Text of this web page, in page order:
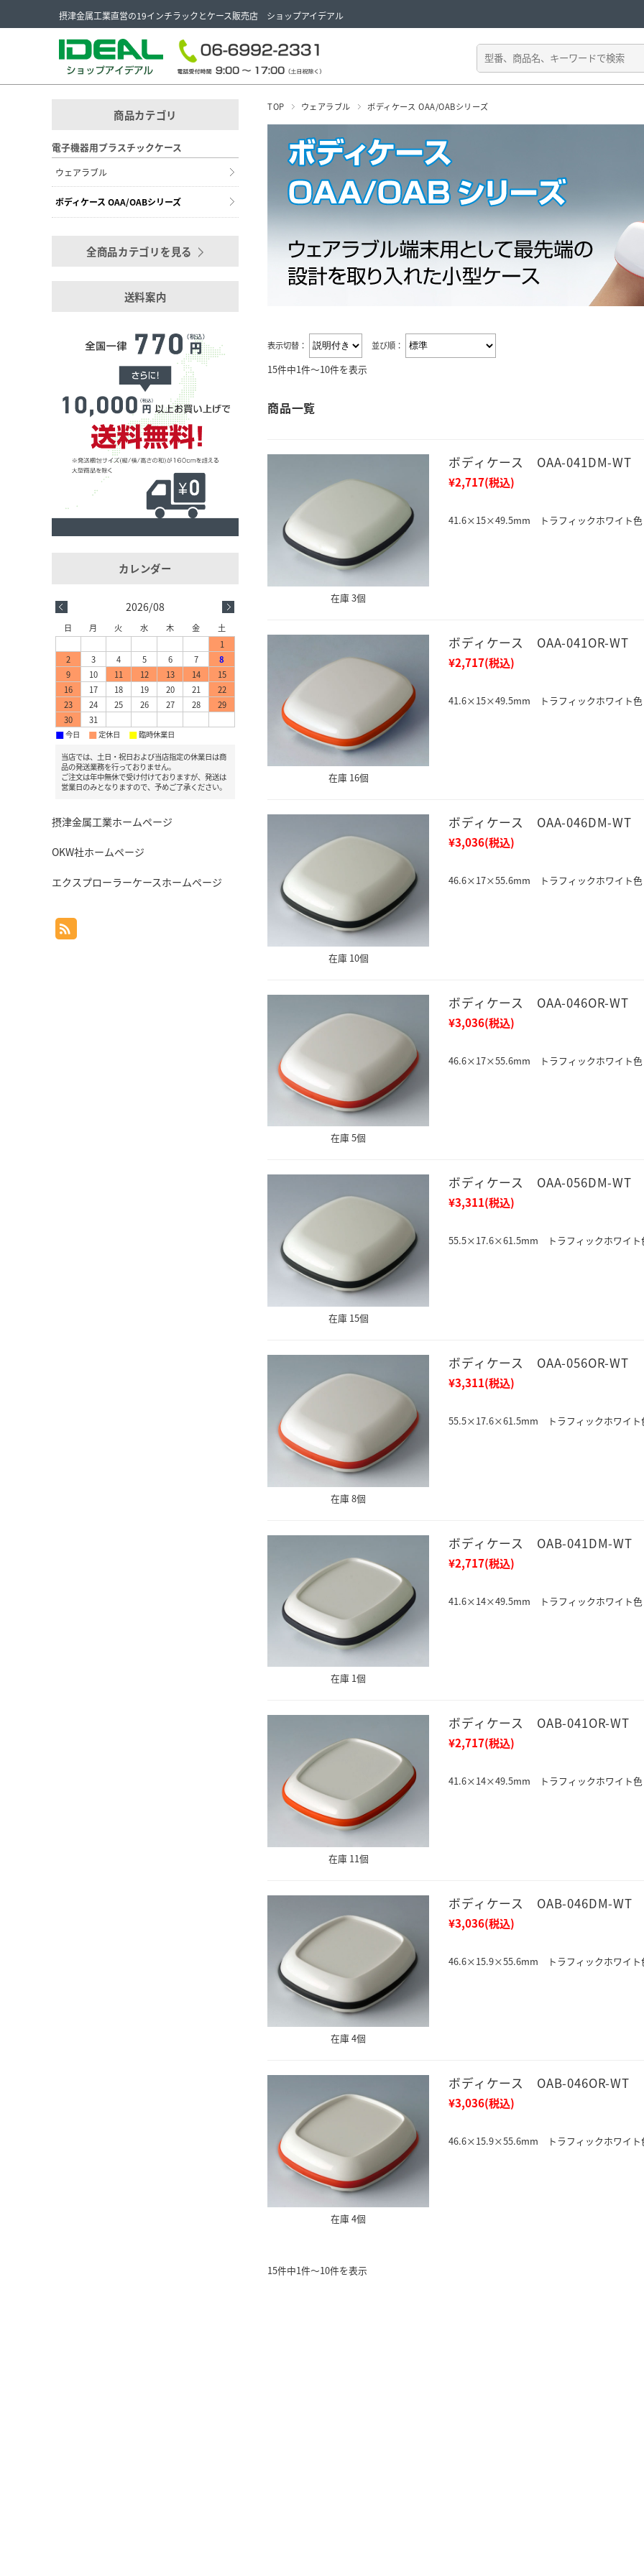
摂津金属工業直営の19インチラックとケース販売店 ショップアイデアル
TOP ウェアラブル ボディケース OAA/OABシリーズ
表示切替： 並び順：
15件中1件～10件を表示
商品一覧
在庫 3個
ボディケース OAA-041DM-WT
¥2,717(税込)
41.6×15×49.5mm トラフィックホワイト色
在庫 16個
ボディケース OAA-041OR-WT
¥2,717(税込)
41.6×15×49.5mm トラフィックホワイト色
在庫 10個
ボディケース OAA-046DM-WT
¥3,036(税込)
46.6×17×55.6mm トラフィックホワイト色
在庫 5個
ボディケース OAA-046OR-WT
¥3,036(税込)
46.6×17×55.6mm トラフィックホワイト色
在庫 15個
ボディケース OAA-056DM-WT
¥3,311(税込)
55.5×17.6×61.5mm トラフィックホワイト
在庫 8個
ボディケース OAA-056OR-WT
¥3,311(税込)
55.5×17.6×61.5mm トラフィックホワイト
在庫 1個
ボディケース OAB-041DM-WT
¥2,717(税込)
41.6×14×49.5mm トラフィックホワイト色
在庫 11個
ボディケース OAB-041OR-WT
¥2,717(税込)
41.6×14×49.5mm トラフィックホワイト色
在庫 4個
ボディケース OAB-046DM-WT
¥3,036(税込)
46.6×15.9×55.6mm トラフィックホワイト
在庫 4個
ボディケース OAB-046OR-WT
¥3,036(税込)
46.6×15.9×55.6mm トラフィックホワイト
15件中1件～10件を表示
商品カテゴリ
電子機器用プラスチックケース
ウェアラブル
ボディケース OAA/OABシリーズ
全商品カテゴリを見る
送料案内
2026/08
日 月 火 水 木 金
土
1
2
3 4 5 6 7
8
9
10 11 12 13 14
15
16
17 18 19 20 21
22
23
24 25 26 27 28
29
30
31
■今日 ■定休日 ■臨時休業日
当店では、土日・祝日および当店指定の休業日は商
品の発送業務を行っておりません。
ご注文は年中無休で受け付けておりますが、発送は
営業日のみとなりますので、予めご了承ください。
摂津金属工業ホームページ
OKW社ホームページ
エクスプローラーケースホームページ